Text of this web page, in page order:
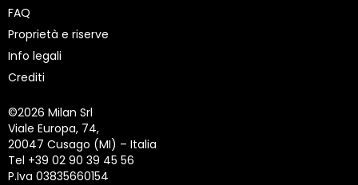
FAQ
Proprietà e riserve
Info legali
Crediti
©2026 Milan Srl
Viale Europa, 74,
20047 Cusago (MI) – Italia
Tel +39 02 90 39 45 56
P.Iva 03835660154